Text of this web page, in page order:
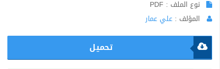
نوع الملف : PDF
المؤلف : علي عمار
تحميل